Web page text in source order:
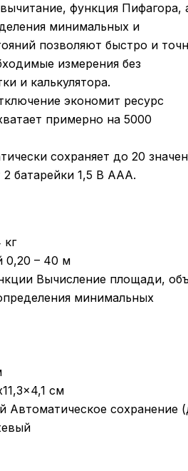
функция Пифагора,
минимальных и
позволяют быстро и
измерения без
и калькулятора.
экономит ресурс
примерно на 5000
сохраняет до 20
батарейки 1,5 В AAA.
кг
0,20 – 40 м
Вычисление площади,
минимальных
см
Автоматическое сохранение